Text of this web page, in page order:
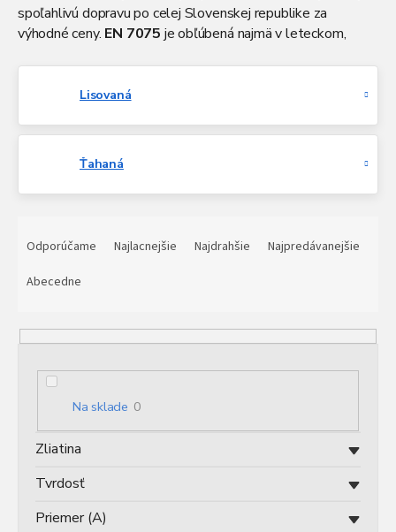
spoľahlivú dopravu po celej Slovenskej republike za
výhodné ceny. EN 7075 je obľúbená najmä v leteckom,
nároky na pevnosť a spoľahlivosť materiálu. Tyče z tejto
zliatiny sa výborne hodia na výrobu konštrukčných častí,
hmotnosti. Radi vám poradíme s výberom vhodného
rozmeru a zabezpečíme aj rezanie materiálu na mieru podľa
vašich požiadaviek.
Lisovaná
Ťahaná
e
Odporúčame Najlacnejšie Najdrahšie
Najpredávanejšie
Abecedne
Na sklade 0
Priemer (A)
Tvrdosť
Zliatina